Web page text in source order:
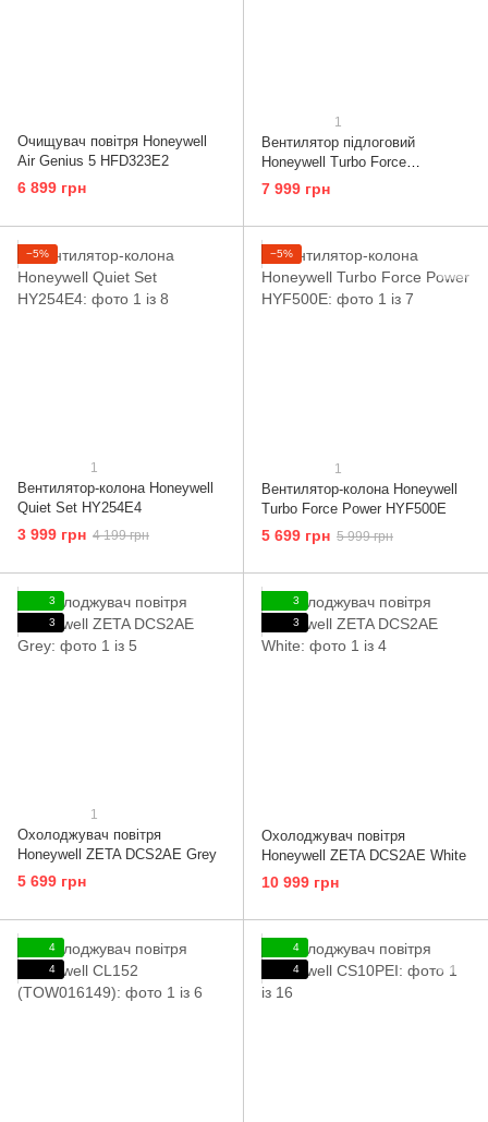
Очищувач повітря Honeywell
Air Genius 5 HFD323E2
6 899 грн
1
Вентилятор підлоговий
Honeywell Turbo Force
HF715BE
7 999 грн
−5%
1
Вентилятор-колона Honeywell
Quiet Set HY254E4
3 999 грн 4 199 грн
−5%
1
Вентилятор-колона Honeywell
Turbo Force Power HYF500E
5 699 грн 5 999 грн
3
3
1
Охолоджувач повітря
Honeywell ZETA DCS2AE Grey
5 699 грн
3
3
Охолоджувач повітря
Honeywell ZETA DCS2AE White
10 999 грн
4
4
4
4